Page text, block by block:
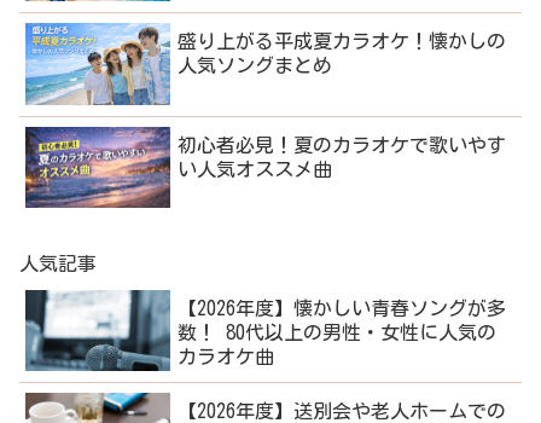
盛り上がる平成夏カラオケ！懐かしの
人気ソングまとめ
初心者必見！夏のカラオケで歌いやす
い人気オススメ曲
人気記事
【2026年度】懐かしい青春ソングが多
数！ 80代以上の男性・女性に人気の
カラオケ曲
【2026年度】送別会や老人ホームでの